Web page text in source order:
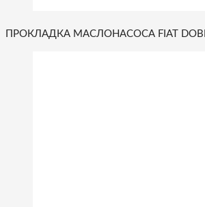
ПРОКЛАДКА МАСЛОНАСОСА FIAT